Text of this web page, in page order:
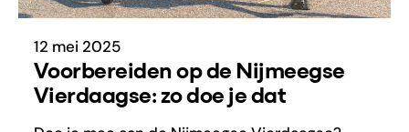
12 mei 2025
Voorbereiden op de Nijmeegse
Vierdaagse: zo doe je dat